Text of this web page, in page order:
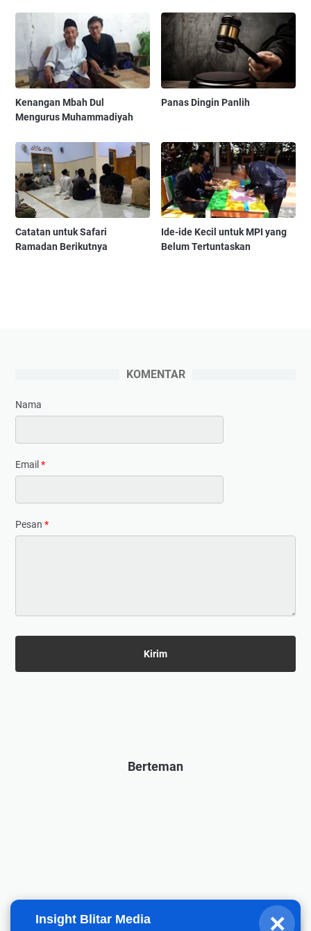
Kenangan Mbah Dul
Mengurus Muhammadiyah
Panas Dingin Panlih
Catatan untuk Safari
Ramadan Berikutnya
Ide-ide Kecil untuk MPI yang
Belum Tertuntaskan
×
Insight Blitar Media
KOMENTAR
Nama
Email *
Pesan *
Berteman